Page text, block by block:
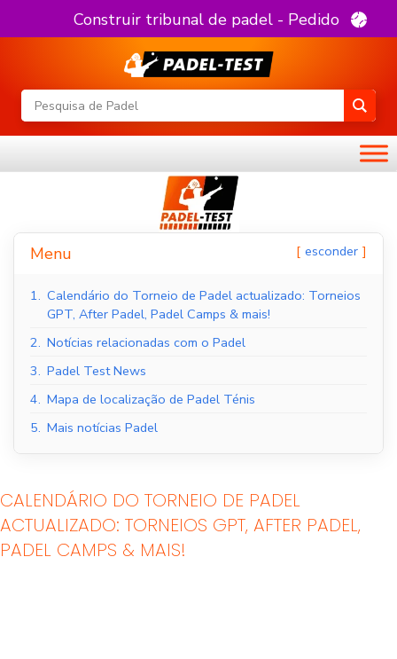
Construir tribunal de padel - Pedido
Menu esconder
1. Calendário do Torneio de Padel actualizado: Torneios
GPT, After Padel, Padel Camps & mais!
2. Notícias relacionadas com o Padel
3. Padel Test News
4. Mapa de localização de Padel Ténis
5. Mais notícias Padel
CALENDÁRIO DO TORNEIO DE PADEL
ACTUALIZADO: TORNEIOS GPT, AFTER PADEL,
PADEL CAMPS & MAIS!